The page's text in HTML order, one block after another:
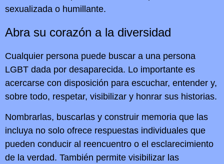
sexualizada o humillante.
Abra su corazón a la diversidad
Cualquier persona puede buscar a una persona
LGBT dada por desaparecida. Lo importante es
acercarse con disposición para escuchar, entender y,
sobre todo, respetar, visibilizar y honrar sus historias.
Nombrarlas, buscarlas y construir memoria que las
incluya no solo ofrece respuestas individuales que
pueden conducir al reencuentro o el esclarecimiento
de la verdad. También permite visibilizar las